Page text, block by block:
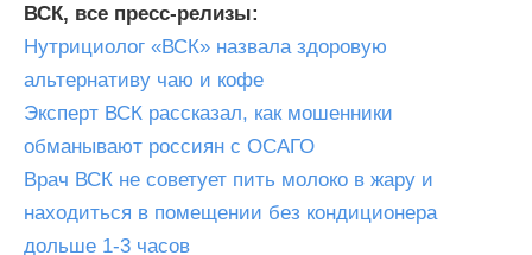
ВСК, все пресс-релизы:
Нутрициолог «ВСК» назвала здоровую
альтернативу чаю и кофе
Эксперт ВСК рассказал, как мошенники
обманывают россиян с ОСАГО
Врач ВСК не советует пить молоко в жару и
находиться в помещении без кондиционера
дольше 1-3 часов